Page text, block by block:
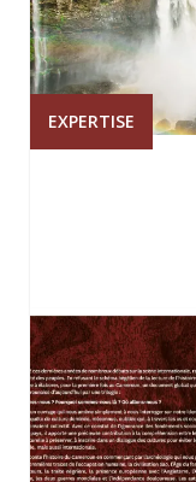
EXPERTISE